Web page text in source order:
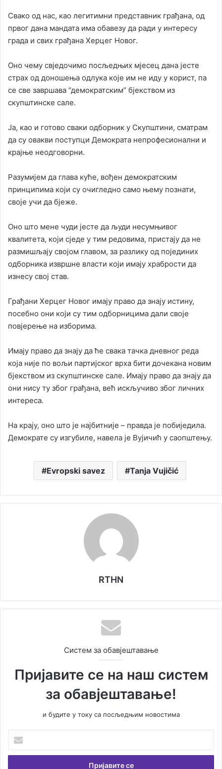
Свако од нас, као легитимни представник грађана, од
првог дана мандата има обавезу да ради у интересу
града и свих грађана Херцег Новог.
Оно чему свједочимо посљедњих мјесец дана јесте
страх од доношења одлука које им не иду у корист, па
се све завршава “демократским” бјекством из
скупштинске сале.
Ја, као и готово сваки одборник у Скупштини, сматрам
да су овакви поступци Демократа непрофесионални и
крајње неодговорни.
Разумијем да глава куће, вођен демократским
принципима који су очигледно само њему познати,
своје учи да бјеже.
Оно што мене чуди јесте да људи несумњивог
квалитета, који сједе у тим редовима, пристају да не
размишљају својом главом, за разлику од појединих
одборника извршне власти који имају храбрости да
изнесу свој став.
Грађани Херцег Новог имају право да знају истину,
посебно они који су тим одборницима дали своје
повјерење на изборима.
Имају право да знају да ће свака тачка дневног реда
која није по вољи партијског врха бити дочекана новим
бјекством из скупштинске сале. Имају право да знају да
они нису ту због грађана, већ искључиво због личних
интереса.
На крају, оно што је најбитније – правда је побиједила.
Демократе су изгубиле, навела је Вујичић у саопштењу.
Evropski savez Tanja Vujičić
RTHN
Систем за обавјештавање
Пријавите се на наш систем
за обавјештавање!
и будите у току са посљедњим новостима
е